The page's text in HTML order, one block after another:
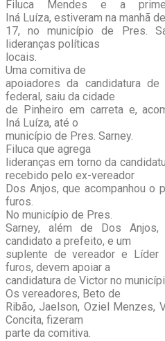
Filuca Mendes e a
Iná Luíza, estiveram na manhã
17, no município de Pres.
lideranças políticas
locais.
Uma comitiva de
apoiadores da candidatura
federal, saiu da cidade
de Pinheiro em carreta e,
Iná Luíza, até o
município de Pres. Sarney.
Filuca que agrega
lideranças em torno da
recebido pelo ex-vereador
Dos Anjos, que acompanhou
furos.
No município de Pres.
Sarney, além de Dos
candidato a prefeito, e um
suplente de vereador e
furos, devem apoiar a
candidatura de Victor no
Os vereadores, Beto de
Ribão, Jaelson, Oziel Menzes,
Concita, fizeram
parte da comitiva.